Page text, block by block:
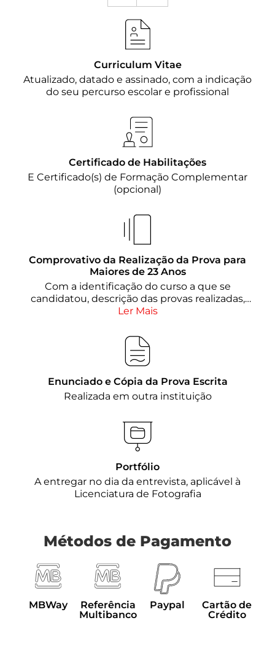
Curriculum Vitae
Atualizado, datado e assinado, com a indicação
do seu percurso escolar e profissional
Certificado de Habilitações
E Certificado(s) de Formação Complementar
(opcional)
Comprovativo da Realização da Prova para
Maiores de 23 Anos
Com a identificação do curso a que se
candidatou, descrição das provas realizadas,
suas classificações e nota final
Ler Mais
Enunciado e Cópia da Prova Escrita
Realizada em outra instituição
Portfólio
A entregar no dia da entrevista, aplicável à
Licenciatura de Fotografia
Métodos de Pagamento
MBWay
Referência
Multibanco
Paypal
Cartão de
Crédito